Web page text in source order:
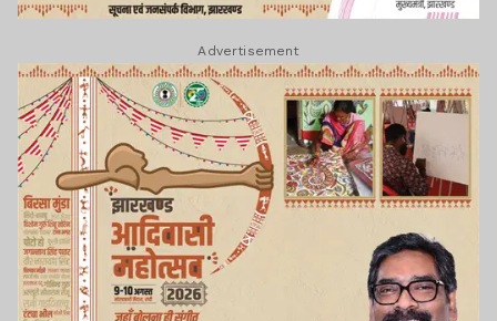
Advertisement